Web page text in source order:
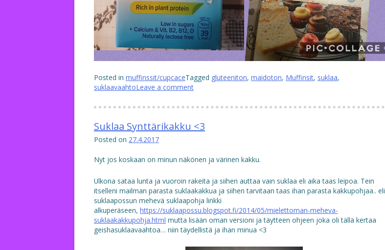
Posted in muffinssit/cupcaceTagged gluteeniton, maidoton, Muffinsit, suklaa,
suklaavaahtoLeave a comment
Suklaa Synttärikakku <3
Posted on 27.4.2017
Nyt jos koskaan on minun näkönen ja värinen kakku.
Ulkona sataa lunta ja vuoroin rakeita ja siihen auttaa vain suklaa eli aika taas leipoa. Tein
itselleni mailman parasta suklaakakkua ja siihen tarvitaan taas ihan parasta kakkupohjaa.. eli
suklaapossun mehevä suklaapohja linkki
alkuperäseen, https://suklaapossu.blogspot.fi/2014/05/mielettoman-meheva-
suklaakakkupohja.html mutta lisään oman versioni ja täytteen ohjeen joka oli tällä kertaa
geishasuklaavaahtoa… niin täydellistä ja ihan minua <3